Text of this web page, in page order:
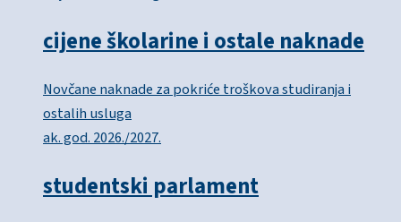
cijene školarine i ostale naknade
Novčane naknade za pokriće troškova studiranja i
ostalih usluga
ak. god. 2026./2027.
studentski parlament